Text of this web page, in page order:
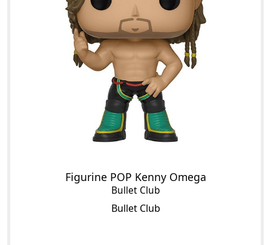
Figurine POP Kenny Omega
Bullet Club
Bullet Club